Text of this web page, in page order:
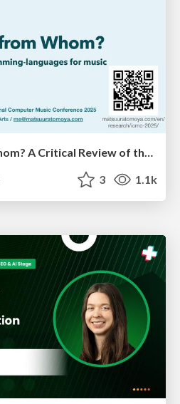
Hiding What from Whom? A Critical Review of the History of Programming languages for Music
3 1.1k